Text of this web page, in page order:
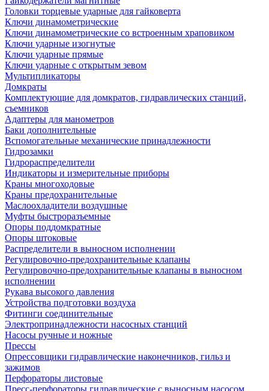
Головки торцевые ударные для гайковерта
Ключи динамометрические
Ключи динамометрические со встроенным храповиком
Ключи ударные изогнутые
Ключи ударные прямые
Ключи ударные с открытым зевом
Мультипликаторы
Домкраты
Комплектующие для домкратов, гидравлических станций,
съемников
Адаптеры для манометров
Баки дополнительные
Вспомогательные механические принадлежности
Гидрозамки
Гидрораспределители
Индикаторы и измерительные приборы
Краны многоходовые
Краны предохранительные
Маслоохладители воздушные
Муфты быстроразъемные
Опоры поддомкратные
Опоры штоковые
Распределители в выносном исполнении
Регулировочно-предохранительные клапаны
Регулировочно-предохранительные клапаны в выносном
исполнении
Рукава высокого давления
Устройства подготовки воздуха
Фитинги соединительные
Электропринадлежности насосных станций
Насосы ручные и ножные
Прессы
Опрессовщики гидравлические наконечников, гильз и
зажимов
Перфораторы листовые
Пресс-перфораторы гидравлические с выносным насосом